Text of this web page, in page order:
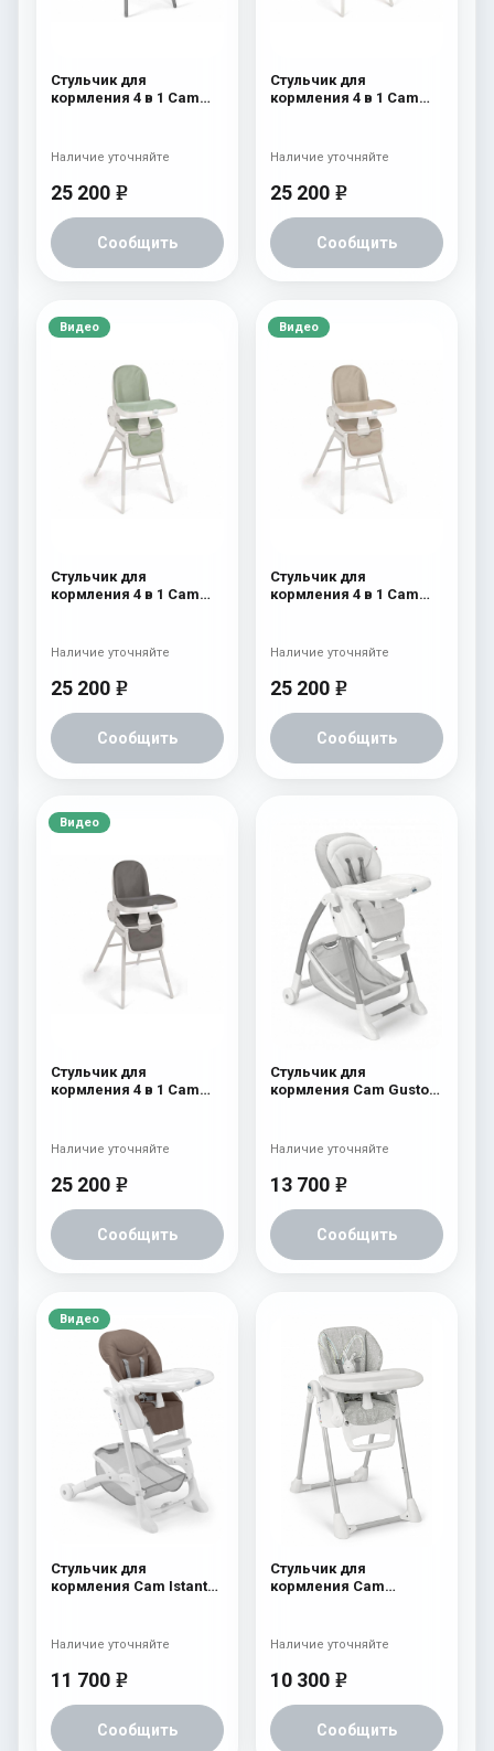
Стульчик для
кормления 4 в 1 Cam
25 200 e
Сообщить
Наличие уточняйте
Стульчик для
кормления 4 в 1 Cam
25 200 e
Сообщить
Наличие уточняйте
Видео
Стульчик для
кормления 4 в 1 Cam
25 200 e
Сообщить
Наличие уточняйте
Видео
Стульчик для
кормления 4 в 1 Cam
25 200 e
Сообщить
Наличие уточняйте
Видео
Стульчик для
кормления 4 в 1 Cam
25 200 e
Сообщить
Наличие уточняйте
Стульчик для
кормления Cam Gusto
13 700 e
Сообщить
Наличие уточняйте
Видео
Стульчик для
кормления Cam Istante
11 700 e
Сообщить
Наличие уточняйте
Стульчик для
кормления Cam
10 300 e
Сообщить
Наличие уточняйте